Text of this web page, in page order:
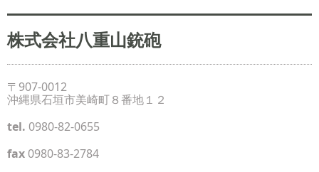
株式会社八重山銃砲
〒907-0012
沖縄県石垣市美崎町８番地１２
tel. 0980-82-0655
fax 0980-83-2784